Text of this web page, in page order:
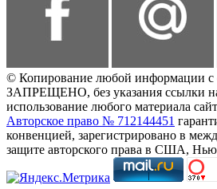
© Копирование любой информации
ЗАПРЕЩЕНО, без указания ссылки
использование любого материала
Авторское право № 712144451
конвенцией, зарегистрировано в
защите авторского права в США,